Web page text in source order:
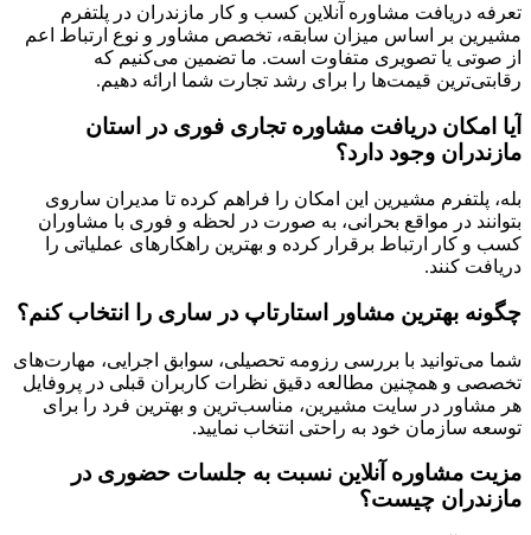
تعرفه دریافت مشاوره آنلاین کسب و کار مازندران در پلتفرم
مشیرین بر اساس میزان سابقه، تخصص مشاور و نوع ارتباط اعم
از صوتی یا تصویری متفاوت است. ما تضمین می‌کنیم که
رقابتی‌ترین قیمت‌ها را برای رشد تجارت شما ارائه دهیم.
آیا امکان دریافت مشاوره تجاری فوری در استان
مازندران وجود دارد؟
بله، پلتفرم مشیرین این امکان را فراهم کرده تا مدیران ساروی
بتوانند در مواقع بحرانی، به صورت در لحظه و فوری با مشاوران
کسب و کار ارتباط برقرار کرده و بهترین راهکارهای عملیاتی را
دریافت کنند.
چگونه بهترین مشاور استارتاپ در ساری را انتخاب کنم؟
شما می‌توانید با بررسی رزومه تحصیلی، سوابق اجرایی، مهارت‌های
تخصصی و همچنین مطالعه دقیق نظرات کاربران قبلی در پروفایل
هر مشاور در سایت مشیرین، مناسب‌ترین و بهترین فرد را برای
توسعه سازمان خود به راحتی انتخاب نمایید.
مزیت مشاوره آنلاین نسبت به جلسات حضوری در
مازندران چیست؟